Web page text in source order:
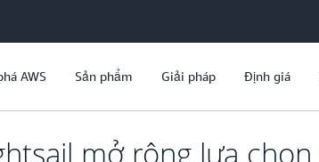
AWS Sản phẩm Giải pháp Định giá
mở rộng lựa